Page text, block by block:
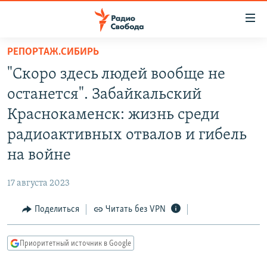
упрощенного
доступа
основному
содержанию
Вернутся
главной
навигации
Вернутся
поиску
ПРОГРАММЫ
ПОДКАСТЫ
АВТОРСКИЕ ПРОЕКТЫ
МНЕНИЯ
IDEL.РЕАЛИИ
КАВКАЗ.РЕАЛИИ
СЕВЕР.РЕАЛИИ
РЕПОРТАЖ.СИБИРЬ
"Скоро здесь людей вообще не
останется". Забайкальский
Краснокаменск: жизнь среди
радиоактивных отвалов и гибель
на войне
17 августа 2023
Поделиться Читать без VPN
Приоритетный источник в Google